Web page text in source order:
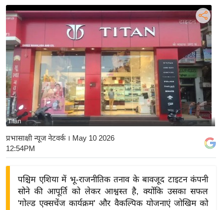
रा
य
अं
त
र्रा
ष्ट्री
य
बि
ज़
ने
स
द्यो
Titan
प्रभासाक्षी न्यूज नेटवर्क। May 10 2026
12:54PM
पश्चिम एशिया में भू-राजनीतिक तनाव के बावजूद टाइटन कंपनी
सोने की आपूर्ति को लेकर आश्वस्त है, क्योंकि उसका सफल
'गोल्ड एक्सचेंज कार्यक्रम' और वैकल्पिक योजनाएं जोखिम को